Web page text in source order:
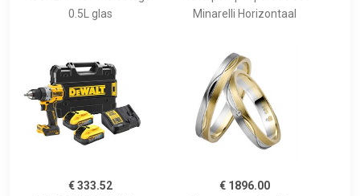
0.5L glas
Minarelli Horizontaal
€ 333.52
€ 1896.00